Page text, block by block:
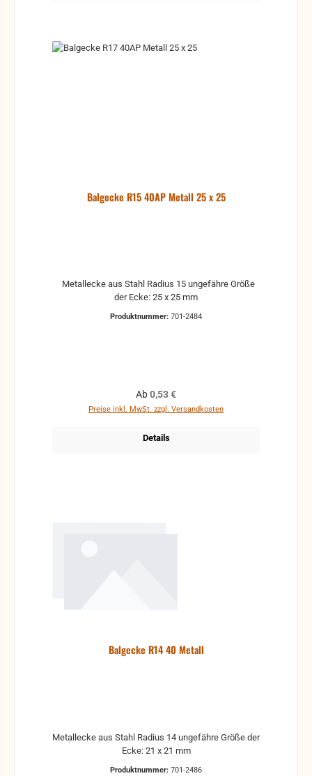
Balgecke R15 40AP Metall 25 x 25
der Ecke: 25 x 25 mm
Produktnummer: 701-2484
Regulärer Preis:
Ab0,53 €
Preise inkl. MwSt. zzgl. Versandkosten
Details
Balgecke R14 40 Metall
Metallecke aus Stahl Radius 14 ungefähre Größe der
Ecke: 21 x 21 mm
Produktnummer: 701-2486